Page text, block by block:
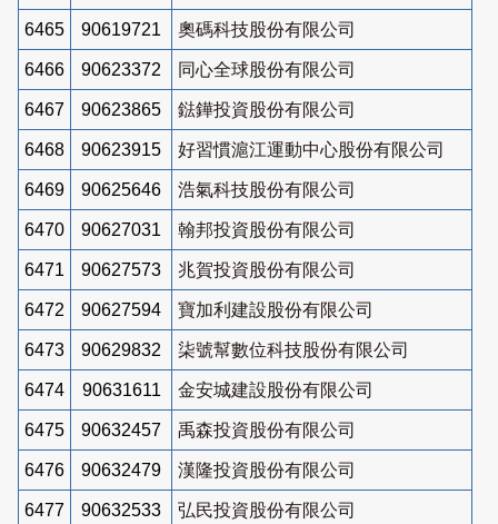
6465 90619721 奧碼科技股份有限公司
6466 90623372 同心全球股份有限公司
6467 90623865 鍅鏵投資股份有限公司
6468 90623915 好習慣滬江運動中心股份有限公司
6469 90625646 浩氣科技股份有限公司
6470 90627031 翰邦投資股份有限公司
6471 90627573 兆賀投資股份有限公司
6472 90627594 寶加利建設股份有限公司
6473 90629832 柒號幫數位科技股份有限公司
6474 90631611 金安城建設股份有限公司
6475 90632457 禹森投資股份有限公司
6476 90632479 漢隆投資股份有限公司
6477 90632533 弘民投資股份有限公司